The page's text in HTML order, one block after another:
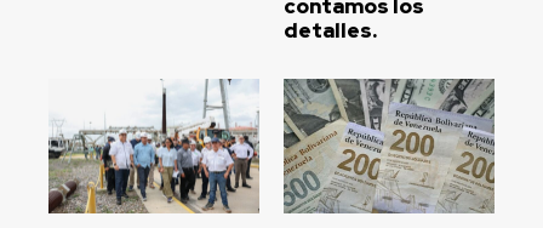
contamos los
detalles.